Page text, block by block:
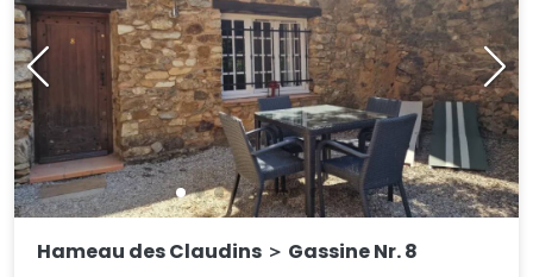
Hameau des Claudins ＞ Gassine Nr. 8